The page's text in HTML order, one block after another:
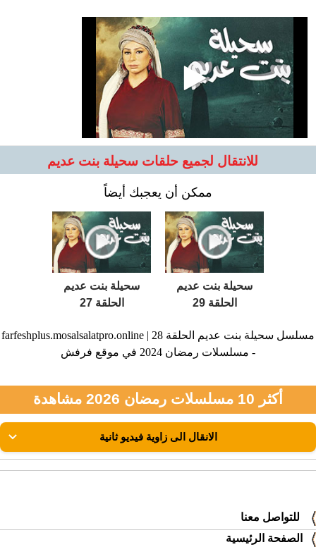
للانتقال لجميع حلقات سحيلة بنت عديم
ممكن أن يعجبك أيضاً
سحيلة بنت عديم
الحلقة 29
سحيلة بنت عديم
الحلقة 27
farfeshplus.mosalsalatpro.online | مسلسل سحيلة بنت عديم الحلقة 28
- مسلسلات رمضان 2024 في موقع فرفش
أكثر 10 مسلسلات رمضان 2026 مشاهدة
للتواصل معنا
الصفحة الرئيسية